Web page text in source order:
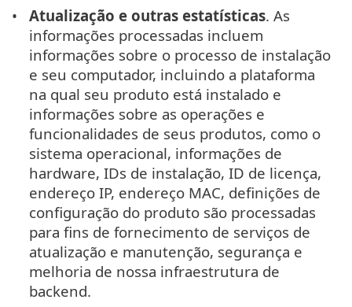
Atualização e outras estatísticas. As
informações processadas incluem
informações sobre o processo de instalação
e seu computador, incluindo a plataforma
na qual seu produto está instalado e
informações sobre as operações e
funcionalidades de seus produtos, como o
sistema operacional, informações de
hardware, IDs de instalação, ID de licença,
endereço IP, endereço MAC, definições de
configuração do produto são processadas
para fins de fornecimento de serviços de
atualização e manutenção, segurança e
melhoria de nossa infraestrutura de
backend.